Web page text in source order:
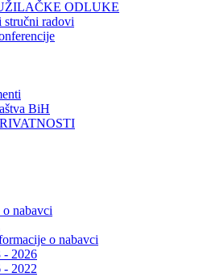
ODLUKE
radovi
BiH
nabavci
o nabavci
- 2026
- 2022